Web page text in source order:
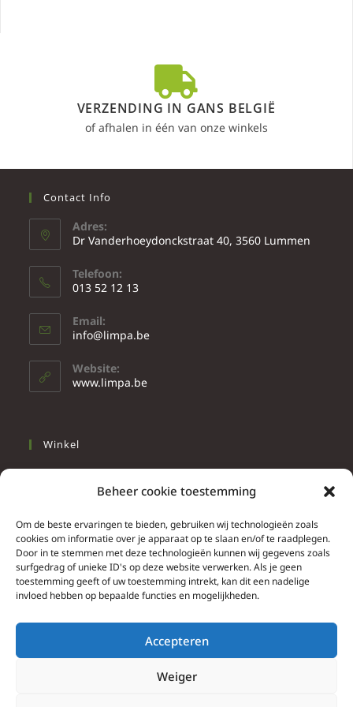
Beheer cookie toestemming
Om de beste ervaringen te bieden, gebruiken wij technologieën zoals
cookies om informatie over je apparaat op te slaan en/of te raadplegen.
Door in te stemmen met deze technologieën kunnen wij gegevens zoals
surfgedrag of unieke ID's op deze website verwerken. Als je geen
toestemming geeft of uw toestemming intrekt, kan dit een nadelige
invloed hebben op bepaalde functies en mogelijkheden.
Accepteren
Weiger
VERZENDING IN GANS BELGIË
of afhalen in één van onze winkels
Contact Info
Adres:
Dr Vanderhoeydonckstraat 40, 3560 Lummen
Telefoon:
013 52 12 13
Email:
info@limpa.be
Website:
www.limpa.be
Winkel
Wonen
Info
Contacteer ons